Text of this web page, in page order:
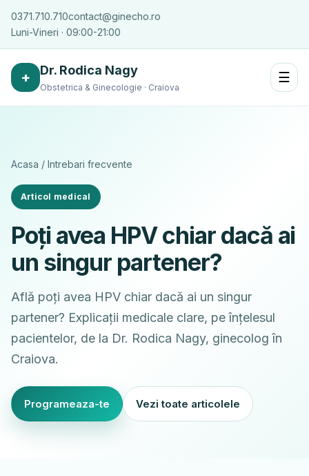
0371.710.710contact@ginecho.ro
Luni-Vineri · 09:00-21:00
+ Dr. Rodica Nagy
Obstetrica & Ginecologie · Craiova
☰
Acasa / Intrebari frecvente
Articol medical
Poți avea HPV chiar dacă ai
un singur partener?
Află poți avea HPV chiar dacă ai un singur
partener? Explicații medicale clare, pe înțelesul
pacientelor, de la Dr. Rodica Nagy, ginecolog în
Craiova.
Programeaza-te Vezi toate articolele